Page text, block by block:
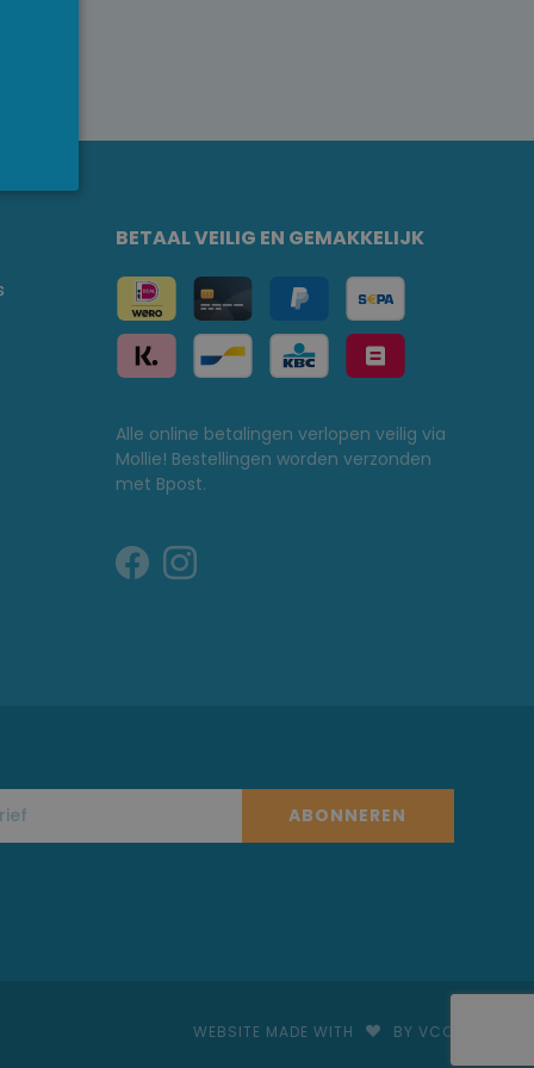
BETAAL VEILIG EN GEMAKKELIJK
Alle online betalingen verlopen veilig via
Mollie! Bestellingen worden verzonden
met Bpost.
ABONNEREN
WEBSITE MADE WITH BY VCO